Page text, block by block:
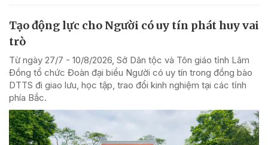
Tạo động lực cho Người có uy tín phát huy vai
trò
Từ ngày 27/7 - 10/8/2026, Sở Dân tộc và Tôn giáo tỉnh Lâm
Đồng tổ chức Đoàn đại biểu Người có uy tín trong đồng bào
DTTS đi giao lưu, học tập, trao đổi kinh nghiệm tại các tỉnh
phía Bắc.